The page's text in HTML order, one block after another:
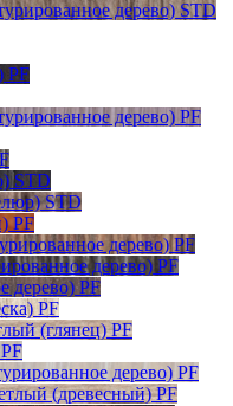
дерево) STD
PF
дерево) PF
STD
STD
PF
дерево) PF
дерево) PF
дерево) PF
PF
(глянец) PF
дерево) PF
(древесный) PF